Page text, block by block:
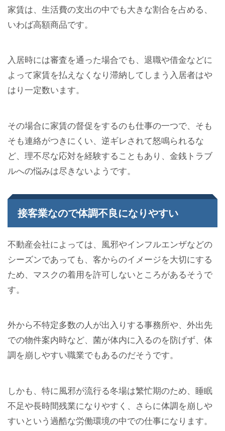
家賃は、生活費の支出の中でも大きな割合を占める、
いわば高額商品です。
入居時には審査を通った場合でも、退職や借金などに
よって家賃を払えなくなり滞納してしまう入居者はや
はり一定数います。
その場合に家賃の督促をするのも仕事の一つで、そも
そも連絡がつきにくい、逆ギレされて怒鳴られるな
ど、理不尽な応対を経験することもあり、金銭トラブ
ルへの悩みは尽きないようです。
接客業なので体調不良になりやすい
不動産会社によっては、風邪やインフルエンザなどの
シーズンであっても、客からのイメージを大切にする
ため、マスクの着用を許可しないところがあるそうで
す。
外から不特定多数の人が出入りする事務所や、外出先
での物件案内時など、菌が体内に入るのを防げず、体
調を崩しやすい職業でもあるのだそうです。
しかも、特に風邪が流行る冬場は繁忙期のため、睡眠
不足や長時間残業になりやすく、さらに体調を崩しや
すいという過酷な労働環境の中での仕事になります。